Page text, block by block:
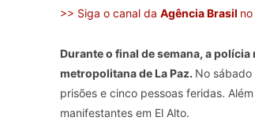
>> Siga o canal da Agência Brasil
Durante o final de semana, a
metropolitana de La Paz. No sábado
prisões e cinco pessoas feridas.
manifestantes em El Alto.